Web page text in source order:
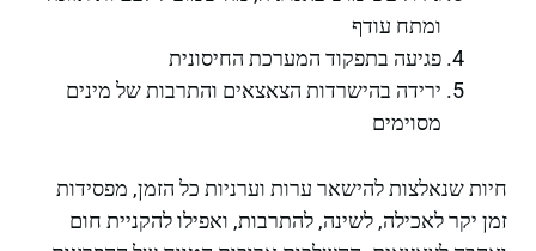
ומתח עודף
פגיעה בתפקוד המערכת החיסונית
ירידה בהישרדות הצאצאים והתרבות של מינים
מסוימים
חיות שנאלצות להישאר ערות וערניות כל הזמן, מפסידות
זמן יקר לאכילה, לשינה, להתרבות, ואפילו להקניית חום